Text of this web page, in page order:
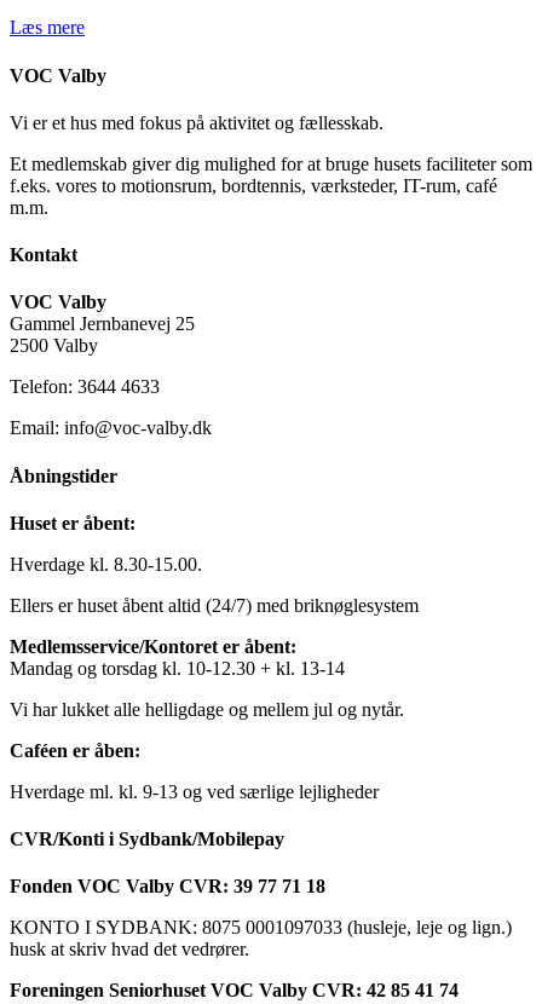
Læs mere
VOC Valby
Vi er et hus med fokus på aktivitet og fællesskab.
Et medlemskab giver dig mulighed for at bruge husets faciliteter som
f.eks. vores to motionsrum, bordtennis, værksteder, IT-rum, café
m.m.
Kontakt
VOC Valby
Gammel Jernbanevej 25
2500 Valby
Telefon: 3644 4633
Email: info@voc-valby.dk
Åbningstider
Huset er åbent:
Hverdage kl. 8.30-15.00.
Ellers er huset åbent altid (24/7) med briknøglesystem
Medlemsservice/Kontoret er åbent:
Mandag og torsdag kl. 10-12.30 + kl. 13-14
Vi har lukket alle helligdage og mellem jul og nytår.
Caféen er åben:
Hverdage ml. kl. 9-13 og ved særlige lejligheder
CVR/Konti i Sydbank/Mobilepay
Fonden VOC Valby CVR: 39 77 71 18
KONTO I SYDBANK: 8075 0001097033 (husleje, leje og lign.)
husk at skriv hvad det vedrører.
Foreningen Seniorhuset VOC Valby CVR: 42 85 41 74